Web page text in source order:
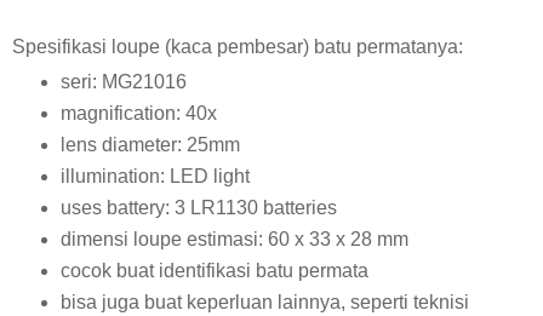
Spesifikasi loupe (kaca pembesar) batu permatanya:
seri: MG21016
magnification: 40x
lens diameter: 25mm
illumination: LED light
uses battery: 3 LR1130 batteries
dimensi loupe estimasi: 60 x 33 x 28 mm
cocok buat identifikasi batu permata
bisa juga buat keperluan lainnya, seperti teknisi